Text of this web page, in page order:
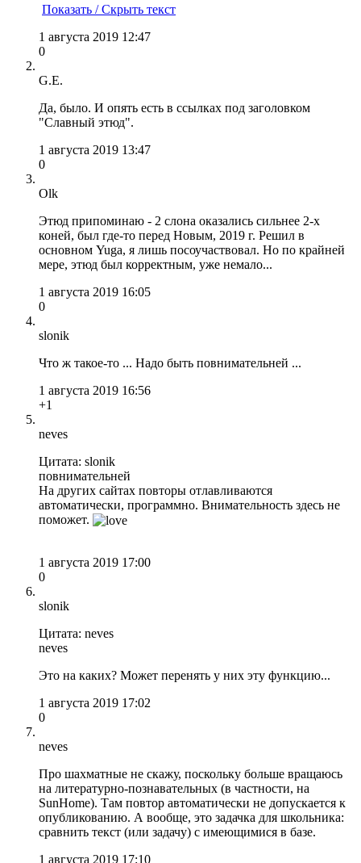
Показать / Скрыть текст
1 августа 2019 12:47
0
G.E.
Да, было. И опять есть в ссылках под заголовком
"Славный этюд".
1 августа 2019 13:47
0
Olk
Этюд припоминаю - 2 слона оказались сильнее 2-х
коней, был где-то перед Новым, 2019 г. Решил в
основном Yuga, я лишь посоучаствовал. Но по крайней
мере, этюд был корректным, уже немало...
1 августа 2019 16:05
0
slonik
Что ж такое-то ... Надо быть повнимательней ...
1 августа 2019 16:56
+1
neves
Цитата: slonik
повнимательней
На других сайтах повторы отлавливаются
автоматически, программно. Внимательность здесь не
поможет.
1 августа 2019 17:00
0
slonik
Цитата: neves
neves
Это на каких? Может перенять у них эту функцию...
1 августа 2019 17:02
0
neves
Про шахматные не скажу, поскольку больше вращаюсь
на литературно-познавательных (в частности, на
SunHome). Там повтор автоматически не допускается к
опубликованию. А вообще, это задачка для школьника:
сравнить текст (или задачу) с имеющимися в базе.
1 августа 2019 17:10